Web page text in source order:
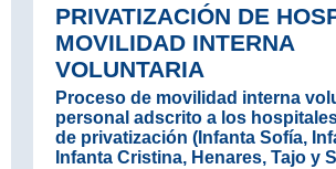
PRIVATIZACIÓN DE
MOVILIDAD INTERNA
VOLUNTARIA
Proceso de movilidad interna
personal adscrito a los
de privatización (Infanta Sofía,
Infanta Cristina, Henares, Tajo y